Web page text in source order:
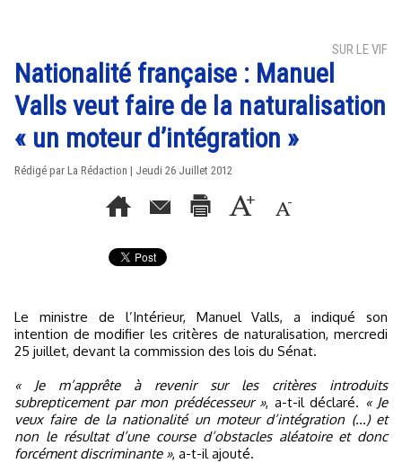
SUR LE VIF
Nationalité française : Manuel
Valls veut faire de la naturalisation
« un moteur d’intégration »
Rédigé par La Rédaction | Jeudi 26 Juillet 2012
Le ministre de l’Intérieur, Manuel Valls, a indiqué son
intention de modifier les critères de naturalisation, mercredi
25 juillet, devant la commission des lois du Sénat.
« Je m’apprête à revenir sur les critères introduits
subrepticement par mon prédécesseur », a-t-il déclaré. « Je
veux faire de la nationalité un moteur d’intégration (...) et
non le résultat d’une course d’obstacles aléatoire et donc
forcément discriminante », a-t-il ajouté.